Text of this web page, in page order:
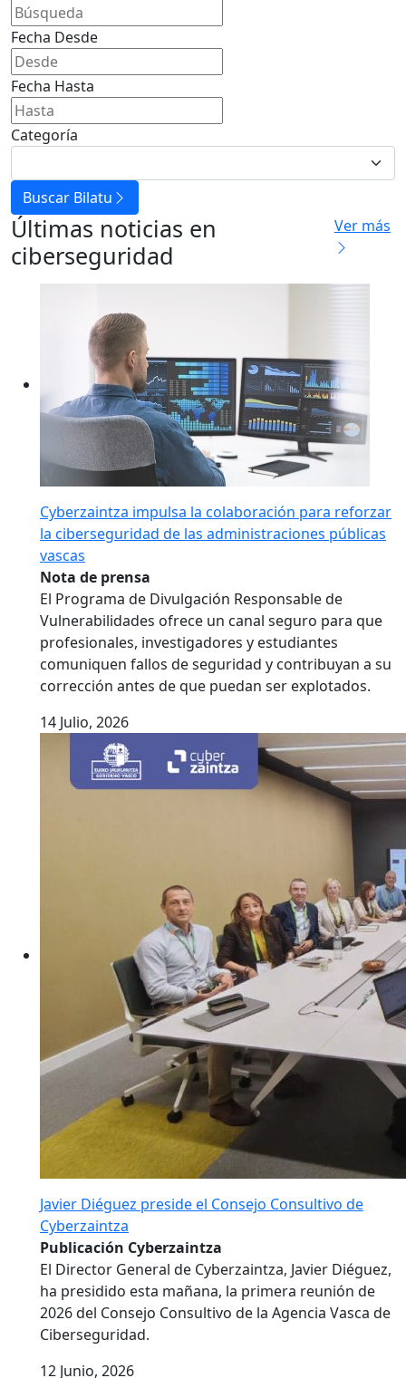
Fecha Desde
Fecha Hasta
Categoría
Buscar Bilatu
Últimas noticias en
ciberseguridad
Ver más
Cyberzaintza impulsa la colaboración para reforzar
la ciberseguridad de las administraciones públicas
vascas
Nota de prensa
El Programa de Divulgación Responsable de
Vulnerabilidades ofrece un canal seguro para que
profesionales, investigadores y estudiantes
comuniquen fallos de seguridad y contribuyan a su
corrección antes de que puedan ser explotados.
14 Julio, 2026
Javier Diéguez preside el Consejo Consultivo de
Cyberzaintza
Publicación Cyberzaintza
El Director General de Cyberzaintza, Javier Diéguez,
ha presidido esta mañana, la primera reunión de
2026 del Consejo Consultivo de la Agencia Vasca de
Ciberseguridad.
12 Junio, 2026